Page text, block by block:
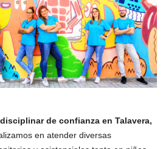
de confianza en Talavera,
en atender diversas